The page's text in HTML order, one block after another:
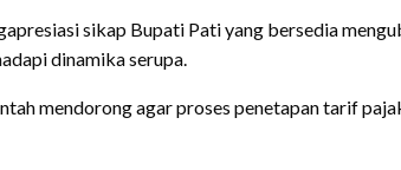
sikap Bupati Pati yang bersedia
dinamika serupa.
mendorong agar proses penetapan tarif